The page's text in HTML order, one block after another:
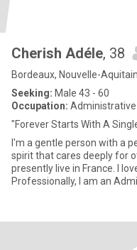
Cherish Adéle, 38
Bordeaux, Nouvelle-
Seeking: Male 43 - 60
Occupation: Administrative
"Forever Starts With A
I'm a gentle person with a
spirit that cares deeply for
presently live in France. I love to be in a
Professionally, I am an